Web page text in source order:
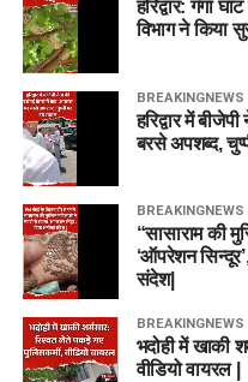
हरिद्वार: गंगा
विभाग ने किया
BREAKINGNEWS
हरिद्वार में
बरसे अपशब्द,
BREAKINGNEWS
“सासाराम की
‘ऑपरेशन
संदेश|
BREAKINGNEWS
भदोही में खाकी
वीडियो वायरल |